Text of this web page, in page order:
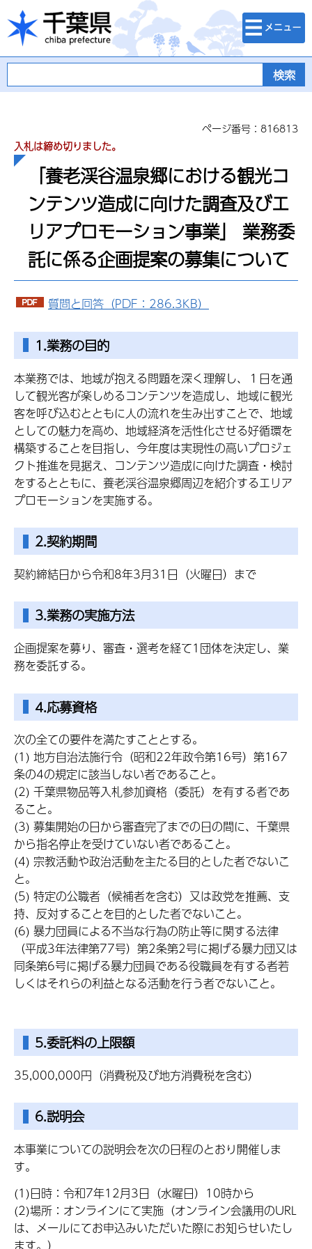
千葉県
検索・メニュ
ー
ページ番号：816813
入札は締め切りました。
「養老渓谷温泉郷における観光コ
ンテンツ造成に向けた調査及びエ
リアプロモーション事業」 業務委
託に係る企画提案の募集について
質問と回答（PDF：286.3KB）
1.業務の目的
本業務では、地域が抱える問題を深く理解し、１日を通
して観光客が楽しめるコンテンツを造成し、地域に観光
客を呼び込むとともに人の流れを生み出すことで、地域
としての魅力を高め、地域経済を活性化させる好循環を
構築することを目指し、今年度は実現性の高いプロジェ
クト推進を見据え、コンテンツ造成に向けた調査・検討
をするとともに、養老渓谷温泉郷周辺を紹介するエリア
プロモーションを実施する。
2.契約期間
契約締結日から令和8年3月31日（火曜日）まで
3.業務の実施方法
企画提案を募り、審査・選考を経て1団体を決定し、業
務を委託する。
4.応募資格
次の全ての要件を満たすこととする。
(1) 地方自治法施行令（昭和22年政令第16号）第167
条の4の規定に該当しない者であること。
(2) 千葉県物品等入札参加資格（委託）を有する者であ
ること。
(3) 募集開始の日から審査完了までの日の間に、千葉県
から指名停止を受けていない者であること。
(4) 宗教活動や政治活動を主たる目的とした者でないこ
と。
(5) 特定の公職者（候補者を含む）又は政党を推薦、支
持、反対することを目的とした者でないこと。
(6) 暴力団員による不当な行為の防止等に関する法律
（平成3年法律第77号）第2条第2号に掲げる暴力団又は
同条第6号に掲げる暴力団員である役職員を有する者若
しくはそれらの利益となる活動を行う者でないこと。
5.委託料の上限額
35,000,000円（消費税及び地方消費税を含む）
6.説明会
本事業についての説明会を次の日程のとおり開催しま
す。
(1)日時：令和7年12月3日（水曜日）10時から
(2)場所：オンラインにて実施（オンライン会議用のURL
は、メールにてお申込みいただいた際にお知らせいたし
ます。）